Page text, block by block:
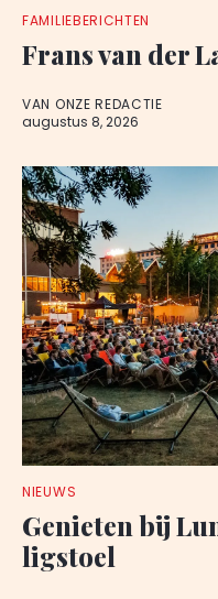
FAMILIEBERICHTEN
Frans van der
VAN ONZE REDACTIE
augustus 8, 2026
NIEUWS
Genieten bij
ligstoel